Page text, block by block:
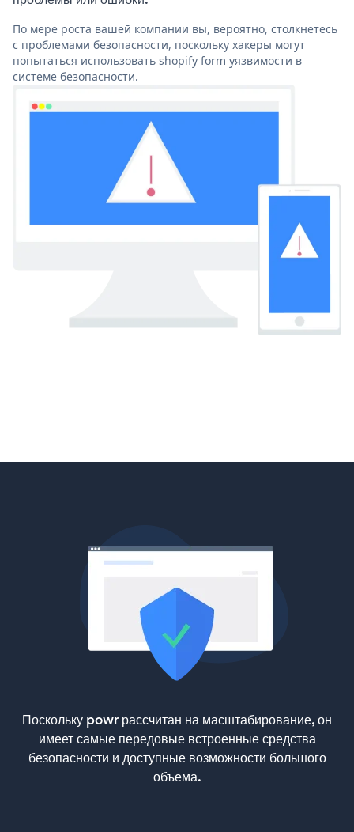
По мере роста вашей компании вы, вероятно, столкнетесь
с проблемами безопасности, поскольку хакеры могут
попытаться использовать shopify form уязвимости в
системе безопасности.
Поскольку powr рассчитан на масштабирование, он
имеет самые передовые встроенные средства
безопасности и доступные возможности большого
объема.